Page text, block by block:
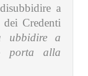
a
Credenti
ubbidire a
porta alla